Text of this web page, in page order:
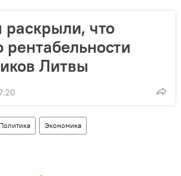
раскрыли, что
рентабельности
Литвы
Политика Экономика